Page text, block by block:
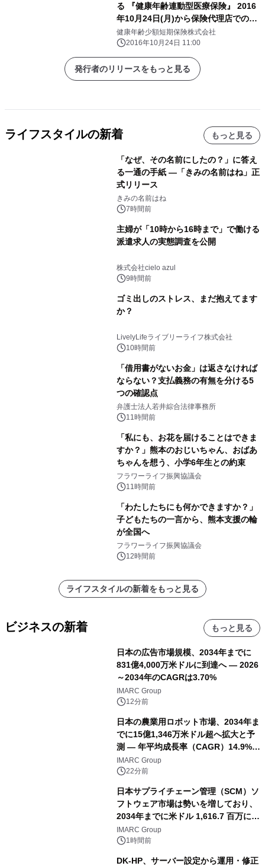
る 『健康年齢連動型医療保険』 2016
年10月24日(月)から保険代理店での取
扱開始
健康年齢少額短期保険株式会社
2016年10月24日 11:00
発行者のリリースをもっと見る
ライフスタイルの新着 もっと見る
「なぜ、その名前にしたの？」に答え
る一通の手紙 ―「きみの名前はね」正
式リリース
きみの名前はね
7時間前
主婦が「10時から16時まで」で働ける
派遣求人の実態調査を公開
株式会社cielo azul
9時間前
ゴミ出しのストレス、まだ抱えてます
か？
LivelyLifeライブリーライフ株式会社
10時間前
「借用書がないお金」は返さなければ
ならない？支払義務の有無を分ける5
つの確認点
弁護士法人若井綜合法律事務所
11時間前
「私にも、お花を届けることはできま
すか？」熊本のおじいちゃん、おばあ
ちゃんを想う、小学6年生との約束
フラワーライフ振興協議会
11時間前
「わたしたちにも何かできますか？」
子どもたちの一言から、熊本支援の輪
が全国へ
フラワーライフ振興協議会
12時間前
ライフスタイルの新着をもっと見る
ビジネスの新着 もっと見る
日本の広告市場規模、2034年までに
831億4,000万米ドルに到達へ ― 2026
～2034年のCAGRは3.70%
IMARC Group
12分前
日本の農業用ロボット市場、2034年ま
でに15億1,346万米ドル超へ拡大と予
測 ― 年平均成長率（CAGR）14.9%を
記録
IMARC Group
22分前
日本サプライチェーン管理（SCM）ソ
フトウェア市場は勢いを増しており、
2034年までに米ドル 1,616.7 百万に達
し、CAGR 3.42%で成長すると予測
IMARC Group
1時間前
DK-HP、サーバー設定から運用・修正